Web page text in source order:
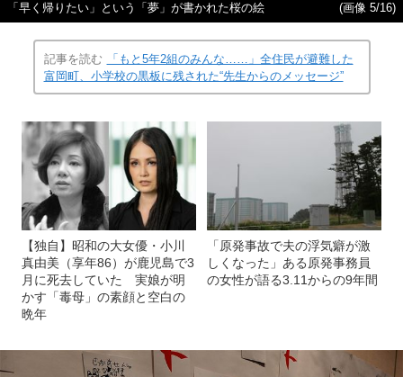
「早く帰りたい」という「夢」が書かれた桜の絵 (画像 5/16)
記事を読む
「もと5年2組のみんな……」全住民が避難した
富岡町、小学校の黒板に残された“先生からのメッセージ”
【独自】昭和の大女優・小川
真由美（享年86）が鹿児島で3
月に死去していた 実娘が明
かす「毒母」の素顔と空白の
晩年
「原発事故で夫の浮気癖が激
しくなった」ある原発事務員
の女性が語る3.11からの9年間